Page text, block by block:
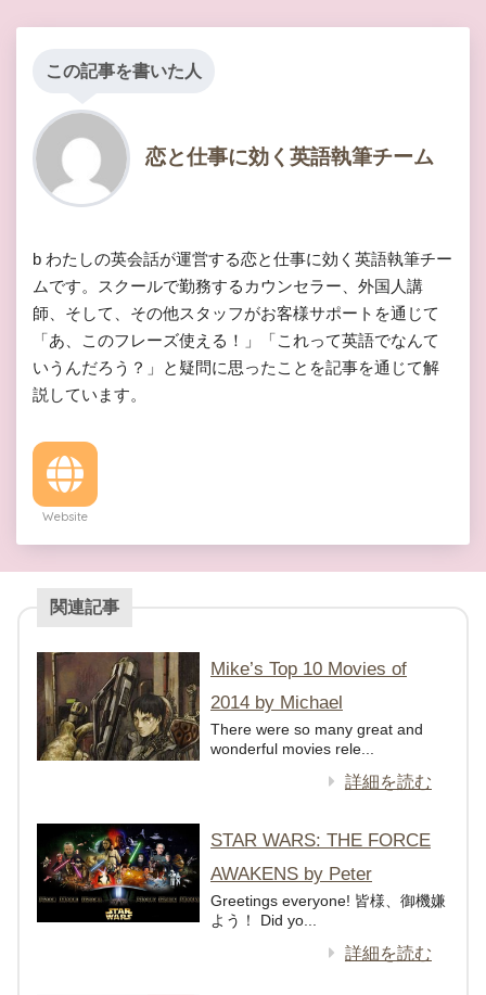
この記事を書いた人
恋と仕事に効く英語執筆チーム
b わたしの英会話が運営する恋と仕事に効く英語執筆チー
ムです。スクールで勤務するカウンセラー、外国人講
師、そして、その他スタッフがお客様サポートを通じて
「あ、このフレーズ使える！」「これって英語でなんて
いうんだろう？」と疑問に思ったことを記事を通じて解
説しています。
Website
関連記事
Mike’s Top 10 Movies of
2014 by Michael
There were so many great and
wonderful movies rele...
詳細を読む
STAR WARS: THE FORCE
AWAKENS by Peter
Greetings everyone! 皆様、御機嫌
よう！ Did yo...
詳細を読む